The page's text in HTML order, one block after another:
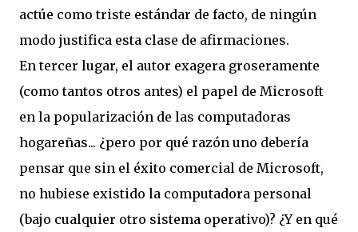
actúe como triste estándar de facto, de ningún
modo justifica esta clase de afirmaciones.
En tercer lugar, el autor exagera groseramente
(como tantos otros antes) el papel de Microsoft
en la popularización de las computadoras
hogareñas... ¿pero por qué razón uno debería
pensar que sin el éxito comercial de Microsoft,
no hubiese existido la computadora personal
(bajo cualquier otro sistema operativo)? ¿Y en qué